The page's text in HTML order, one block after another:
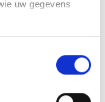
uw gegevens
geografische
het actief te
ben je in staat: